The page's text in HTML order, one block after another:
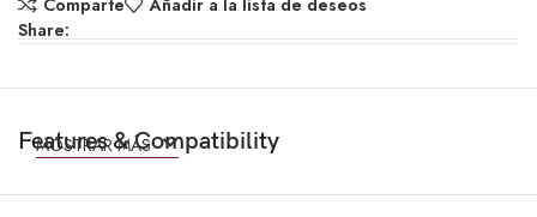
Comparte
Añadir a la lista de deseos
Share:
Features & Compatibility
MOSTRAR MÁS